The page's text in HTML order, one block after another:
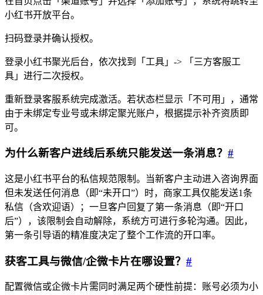
小红书开放平台。
扫码登录并确认授权。
登录小红书聚光后台，依次找到「工具」-> 「三方客服工
具」进行二次授权。
重新登录客服系统完成激活。若状态栏显示「不可用」，通常
由于未绑定专业号或未绑定聚光账户，根据提示补齐资质即
可。
为什么新客户进线后系统只能发送一条消息？ #
这是小红书平台的私信规范限制。当新客户主动进入咨询界面
但未发送任何消息（即“未开口”）时，商家工具仅能发送1条
私信（含欢迎语）；一旦客户回复了第一条消息（即“开口
后”），该限制会自动解除，系统方可进行多轮沟通。因此，
第一条引导语的精准度决定了整个工作流的开口率。
获客工具与微信/企微卡片在哪设置？ #
配置微信或企微卡片需同时满足两个硬性前提：账号必须为小